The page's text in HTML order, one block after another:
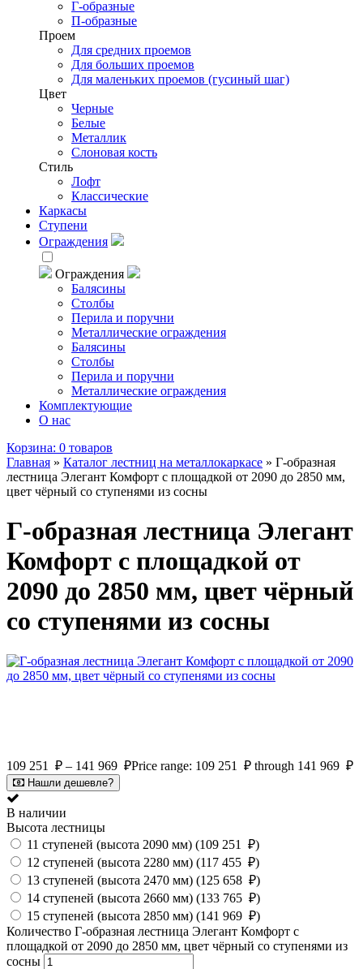
Г-образные
П-образные
Проем
Для средних проемов
Для больших проемов
Для маленьких проемов (гусиный шаг)
Цвет
Черные
Белые
Металлик
Слоновая кость
Стиль
Лофт
Классические
Каркасы
Ступени
Ограждения
Ограждения
Балясины
Столбы
Перила и поручни
Металлические ограждения
Балясины
Столбы
Перила и поручни
Металлические ограждения
Комплектующие
О нас
Корзина: 0 товаров
Главная » Каталог лестниц на металлокаркасе » Г-образная
лестница Элегант Комфорт с площадкой от 2090 до 2850 мм,
цвет чёрный со ступенями из сосны
Г-образная лестница Элегант
Комфорт с площадкой от
2090 до 2850 мм, цвет чёрный
со ступенями из сосны
109 251 ₽ – 141 969 ₽Price range: 109 251 ₽ through 141 969 ₽
Нашли дешевле?
В наличии
Высота лестницы
11 ступеней (высота 2090 мм) (109 251 ₽)
12 ступеней (высота 2280 мм) (117 455 ₽)
13 ступеней (высота 2470 мм) (125 658 ₽)
14 ступеней (высота 2660 мм) (133 765 ₽)
15 ступеней (высота 2850 мм) (141 969 ₽)
Количество Г-образная лестница Элегант Комфорт с
площадкой от 2090 до 2850 мм, цвет чёрный со ступенями из
сосны